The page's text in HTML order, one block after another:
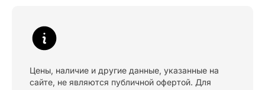
Цены, наличие и другие данные, указанные на
сайте, не являются публичной офертой. Для